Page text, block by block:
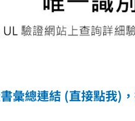
彙總連結 (直接點我)